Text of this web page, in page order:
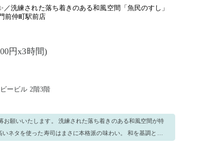
もご応募ください♪ *―*―*―*―*―*―*―*―*―*―*―*―*
／洗練された落ち着きのある和風空間「魚民のすし」
前仲町駅前店
円x3時間)
ービル 2階3階
れた落ち着きのある和風空間が特
ネタを使った寿司はまさに本格派の味わい。 和を基調とし